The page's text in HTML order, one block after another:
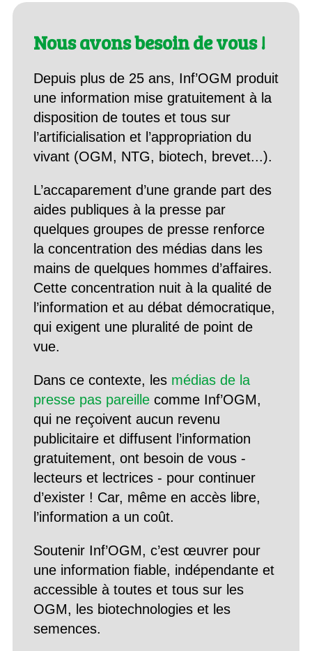
Nous avons besoin de vous !
Depuis plus de 25 ans, Inf’OGM produit
une information mise gratuitement à la
disposition de toutes et tous sur
l’artificialisation et l’appropriation du
vivant (OGM, NTG, biotech, brevet...).
L’accaparement d’une grande part des
aides publiques à la presse par
quelques groupes de presse renforce
la concentration des médias dans les
mains de quelques hommes d’affaires.
Cette concentration nuit à la qualité de
l’information et au débat démocratique,
qui exigent une pluralité de point de
vue.
Dans ce contexte, les médias de la
presse pas pareillecomme Inf’OGM,
qui ne reçoivent aucun revenu
publicitaire et diffusent l’information
gratuitement, ont besoin de vous -
lecteurs et lectrices - pour continuer
d’exister ! Car, même en accès libre,
l’information a un coût.
Soutenir Inf’OGM, c’est œuvrer pour
une information fiable, indépendante et
accessible à toutes et tous sur les
OGM, les biotechnologies et les
semences.